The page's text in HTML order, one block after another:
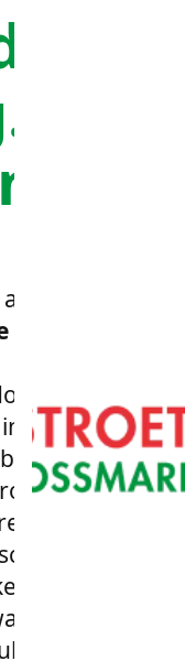
&
wir
stehen
Der
und